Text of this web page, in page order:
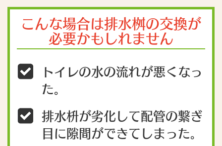
こんな場合は排水桝の交換が
必要かもしれません
トイレの水の流れが悪くなっ
た。
排水枡が劣化して配管の繋ぎ
目に隙間ができてしまった。